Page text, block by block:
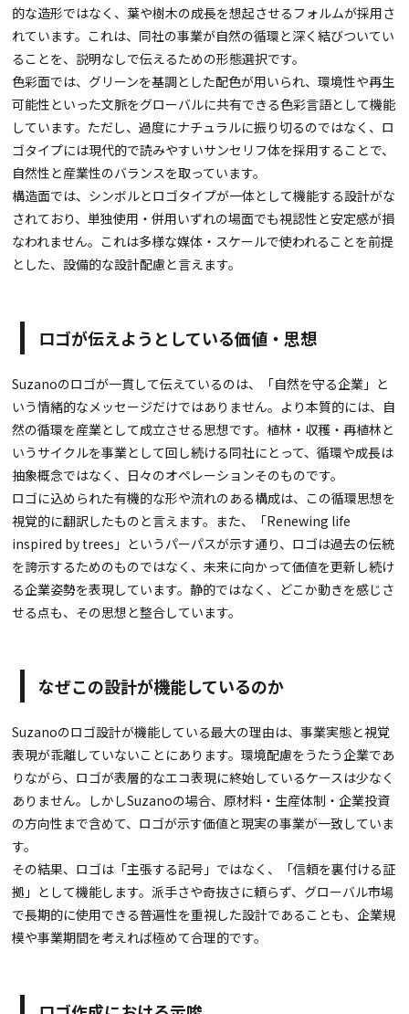
的な造形ではなく、葉や樹木の成長を想起させるフォルムが採用さ
れています。これは、同社の事業が自然の循環と深く結びついてい
ることを、説明なしで伝えるための形態選択です。
色彩面では、グリーンを基調とした配色が用いられ、環境性や再生
可能性といった文脈をグローバルに共有できる色彩言語として機能
しています。ただし、過度にナチュラルに振り切るのではなく、ロ
ゴタイプには現代的で読みやすいサンセリフ体を採用することで、
自然性と産業性のバランスを取っています。
構造面では、シンボルとロゴタイプが一体として機能する設計がな
されており、単独使用・併用いずれの場面でも視認性と安定感が損
なわれません。これは多様な媒体・スケールで使われることを前提
とした、設備的な設計配慮と言えます。
ロゴが伝えようとしている価値・思想
Suzanoのロゴが一貫して伝えているのは、「自然を守る企業」と
いう情緒的なメッセージだけではありません。より本質的には、自
然の循環を産業として成立させる思想です。植林・収穫・再植林と
いうサイクルを事業として回し続ける同社にとって、循環や成長は
抽象概念ではなく、日々のオペレーションそのものです。
ロゴに込められた有機的な形や流れのある構成は、この循環思想を
視覚的に翻訳したものと言えます。また、「Renewing life
inspired by trees」というパーパスが示す通り、ロゴは過去の伝統
を誇示するためのものではなく、未来に向かって価値を更新し続け
る企業姿勢を表現しています。静的ではなく、どこか動きを感じさ
せる点も、その思想と整合しています。
なぜこの設計が機能しているのか
Suzanoのロゴ設計が機能している最大の理由は、事業実態と視覚
表現が乖離していないことにあります。環境配慮をうたう企業であ
りながら、ロゴが表層的なエコ表現に終始しているケースは少なく
ありません。しかしSuzanoの場合、原材料・生産体制・企業投資
の方向性まで含めて、ロゴが示す価値と現実の事業が一致していま
す。
その結果、ロゴは「主張する記号」ではなく、「信頼を裏付ける証
拠」として機能します。派手さや奇抜さに頼らず、グローバル市場
で長期的に使用できる普遍性を重視した設計であることも、企業規
模や事業期間を考えれば極めて合理的です。